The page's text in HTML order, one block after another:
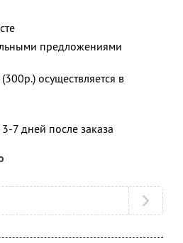
предложениями
осуществляется в
7 дней после заказа